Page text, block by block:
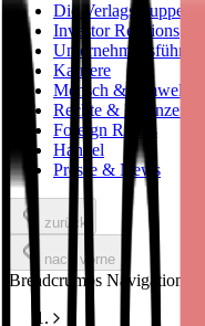
Die Verlagsgruppe
Investor Relations
Unternehmensführung
Karriere
Mensch & Umwelt
Rechte & Lizenzen
Foreign Rights
Handel
Presse & News
zurück
nach vorne
Breadcrumbs Navigation